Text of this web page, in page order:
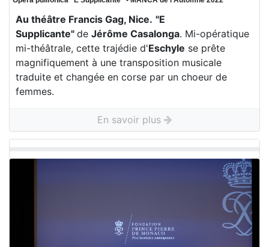
Au théâtre Francis Gag, Nice. "E
Supplicante" de Jérôme Casalonga. Mi-opératique
mi-théâtrale, cette trajédie d'Eschyle se prête
magnifiquement à une transposition musicale
traduite et changée en corse par un choeur de
femmes.
En savoir plus